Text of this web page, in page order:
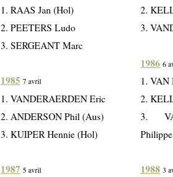
1. RAAS Jan (Hol)
2. PEETERS Ludo
3. SERGEANT Marc
1985 7 avril
1. VANDERAERDEN Eric
2. ANDERSON Phil (Aus)
3. KUIPER Hennie (Hol)
1987 5 avril
2.
3.
1986 6
1.
2.
3.
Philippe
1988 3